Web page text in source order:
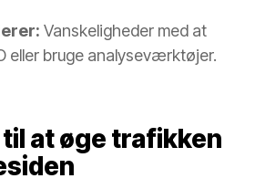
Vanskeligheder med at
eller bruge analyseværktøjer.
at øge trafikken